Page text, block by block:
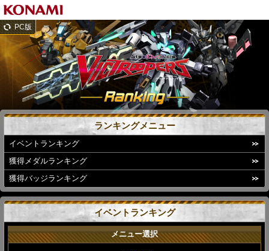
PC版
ランキングメニュー
イベントランキング
獲得メダルランキング
獲得バッジランキング
イベントランキング
メニュー選択